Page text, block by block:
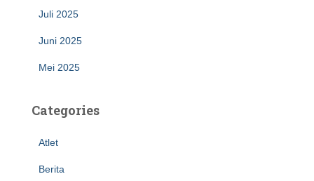
Juli 2025
Juni 2025
Mei 2025
Categories
Atlet
Berita